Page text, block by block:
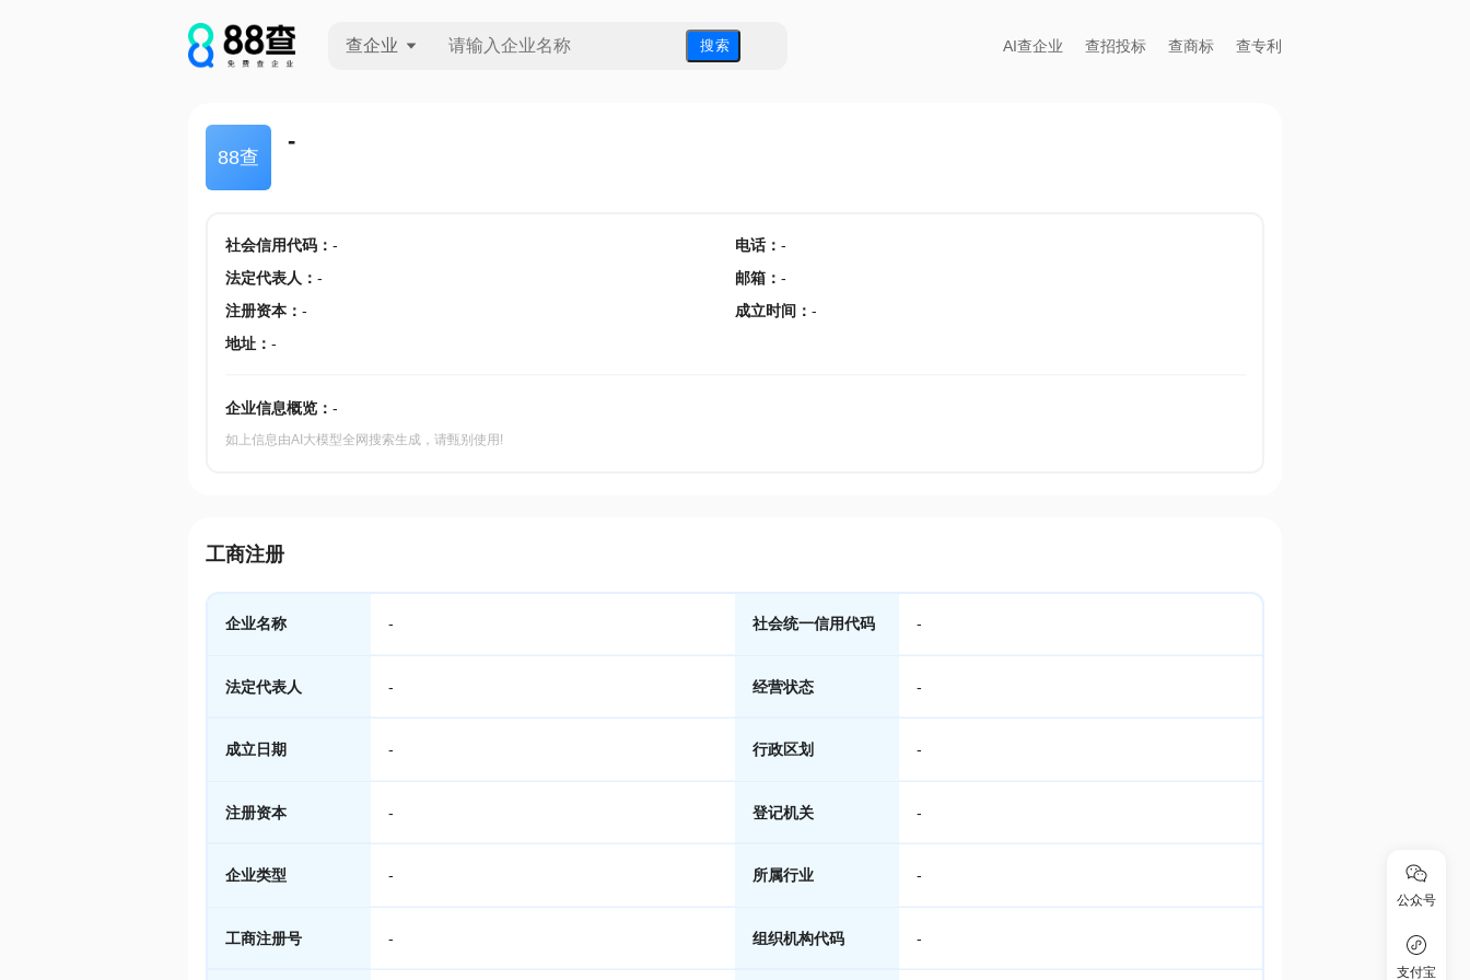
查企业 搜 索 AI查企业 查招投标 查商标 查专利
88查
-
社会信用代码： - 电话： -
法定代表人 ： - 邮箱 ： -
注册资本： - 成立时间 ： -
地址： -
企业信息概览： -
如上信息由AI大模型全网搜索生成，请甄别使用!
工商注册
企业名称 - 社会统一信用代码 -
法定代表人 - 经营状态 -
成立日期 - 行政区划 -
注册资本 - 登记机关 -
企业类型 - 所属行业 -
工商注册号 - 组织机构代码 -
公众号
支付宝